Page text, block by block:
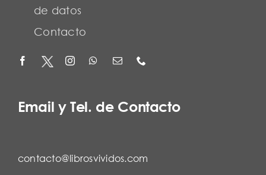
de datos
Contacto
Email y Tel. de Contacto
contacto@librosvividos.com